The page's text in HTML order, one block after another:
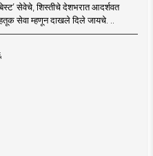
सेवेचे, शिस्तीचे देशभरात आदर्शवत
सेवा म्हणून दाखले दिले जायचे. ..